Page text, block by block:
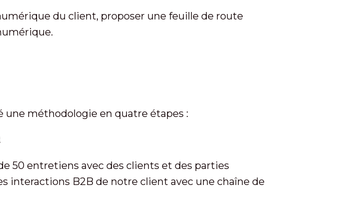
du client, proposer une feuille de route
méthodologie en quatre étapes :
50 entretiens avec des clients et des parties
interactions B2B de notre client avec une chaîne de